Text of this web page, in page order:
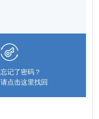
忘记了密码？
请点击这里找回